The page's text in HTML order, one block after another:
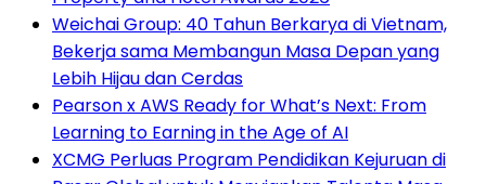
Weichai Group: 40 Tahun Berkarya di Vietnam,
Bekerja sama Membangun Masa Depan yang
Lebih Hijau dan Cerdas
Pearson x AWS Ready for What’s Next: From
Learning to Earning in the Age of AI
XCMG Perluas Program Pendidikan Kejuruan di